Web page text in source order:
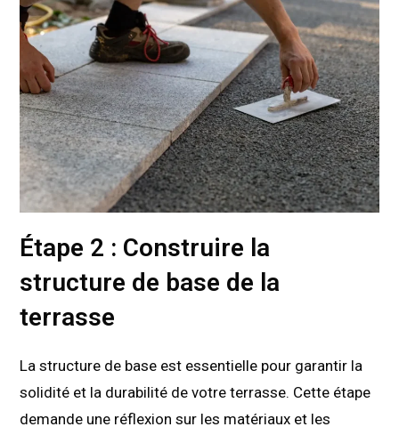
Étape 2 : Construire la
structure de base de la
terrasse
La structure de base est essentielle pour garantir la
solidité et la durabilité de votre terrasse. Cette étape
demande une réflexion sur les matériaux et les